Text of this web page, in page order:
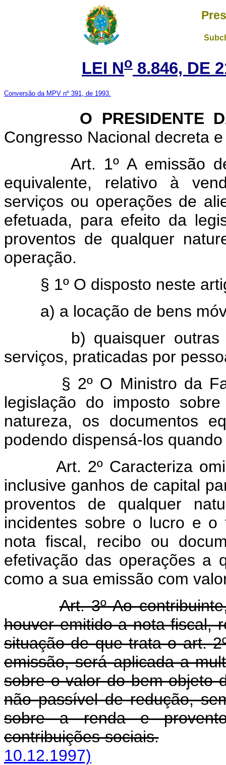
LEI No 8.846, DE
Conversão da MPV nº 391, de 1993.
O PRESIDENTE DA
Congresso Nacional decreta
Art. 1º A emissão
equivalente, relativo à
serviços ou operações de
efetuada, para efeito da
proventos de qualquer
operação.
§ 1º O disposto neste
a) a locação de bens
b) quaisquer outras
serviços, praticadas por
§ 2º O Ministro da
legislação do imposto
natureza, os documentos
podendo dispensá-los
Art. 2º Caracteriza
inclusive ganhos de capital
proventos de qualquer
incidentes sobre o lucro e
nota fiscal, recibo ou
efetivação das operações a
como a sua emissão com
Art. 3º Ao
houver emitido a nota fiscal,
situação de que trata o art.
emissão, será aplicada a
sobre o valor do bem objeto
não passível de redução,
sobre a renda e
contribuições sociais.
10.12.1997)